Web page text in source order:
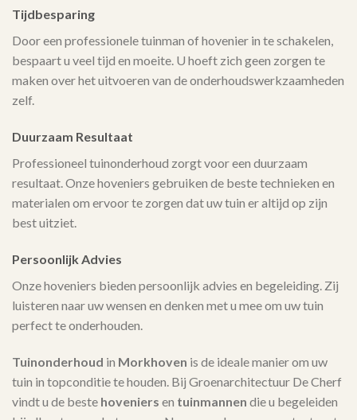
Tijdbesparing
Door een professionele tuinman of hovenier in te schakelen,
bespaart u veel tijd en moeite. U hoeft zich geen zorgen te
maken over het uitvoeren van de onderhoudswerkzaamheden
zelf.
Duurzaam Resultaat
Professioneel tuinonderhoud zorgt voor een duurzaam
resultaat. Onze hoveniers gebruiken de beste technieken en
materialen om ervoor te zorgen dat uw tuin er altijd op zijn
best uitziet.
Persoonlijk Advies
Onze hoveniers bieden persoonlijk advies en begeleiding. Zij
luisteren naar uw wensen en denken met u mee om uw tuin
perfect te onderhouden.
Tuinonderhoud in Morkhoven is de ideale manier om uw
tuin in topconditie te houden. Bij Groenarchitectuur De Cherf
vindt u de beste hoveniers en tuinmannen die u begeleiden